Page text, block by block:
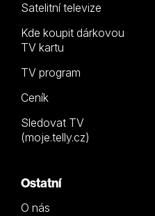
Satelitní televize
Kde koupit dárkovou
TV kartu
TV program
Ceník
Sledovat TV
(moje.telly.cz)
Ostatní
O nás